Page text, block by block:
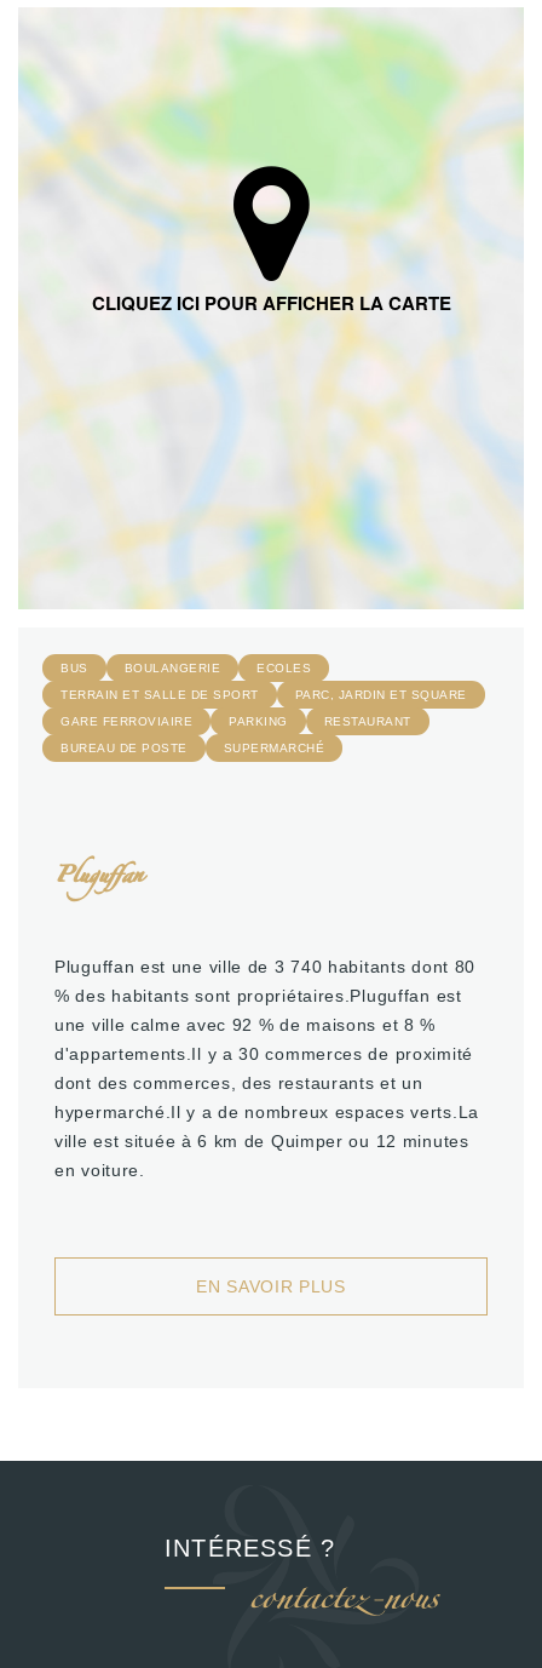
BUS BOULANGERIE
ECOLES
TERRAIN ET SALLE DE SPORT
PARC, JARDIN ET SQUARE
GARE FERROVIAIRE
PARKING
RESTAURANT
BUREAU DE POSTE
SUPERMARCHÉ
Pluguffan
Pluguffan est une ville de 3 740 habitants dont 80
% des habitants sont propriétaires.Pluguffan est
une ville calme avec 92 % de maisons et 8 %
d'appartements.Il y a 30 commerces de proximité
dont des commerces, des restaurants et un
hypermarché.Il y a de nombreux espaces verts.La
ville est située à 6 km de Quimper ou 12 minutes
en voiture.
EN SAVOIR PLUS
INTÉRESSÉ ?
contactez-nous